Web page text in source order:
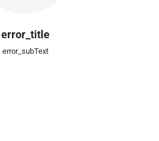
error_title
error_subText